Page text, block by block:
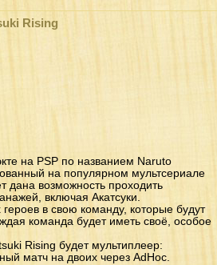
Rising
на PSP по названием Naruto
на популярном мультсериале
дана возможность проходить
включая Акатсуки.
в свою команду, которые будут
команда будет иметь своё, особое
Rising будет мультиплеер:
матч на двоих через AdHoc.